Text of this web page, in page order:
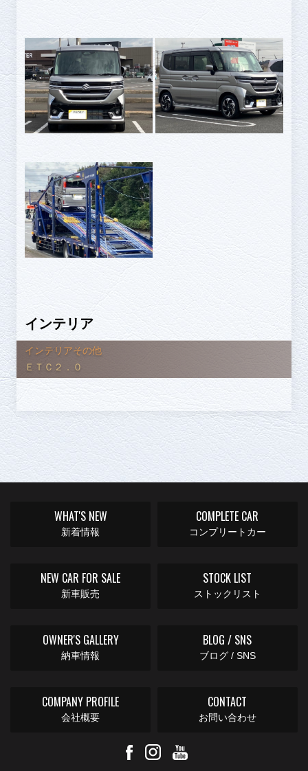
インテリア
インテリアその他
ＥＴＣ２．０
WHAT'S NEW
新着情報
COMPLETE CAR
コンプリートカー
NEW CAR FOR SALE
新車販売
STOCK LIST
ストックリスト
OWNER'S GALLERY
納車情報
BLOG / SNS
ブログ / SNS
COMPANY PROFILE
会社概要
CONTACT
お問い合わせ